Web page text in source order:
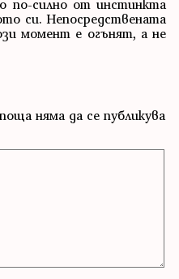
по-силно от инстинкта
си. Непосредствената
момент е огънят, а не
няма да се публикува